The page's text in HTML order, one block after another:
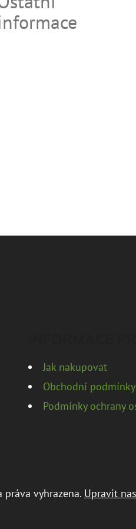
Jak nakupovat
Obchodní podmínky
Podmínky ochrany
práva vyhrazena. Upravit